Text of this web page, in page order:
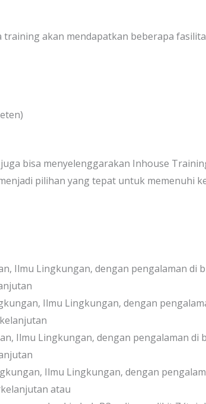
akan mendapatkan beberapa
bisa menyelenggarakan Inhouse
pilihan yang tepat untuk memenuhi
Ilmu Lingkungan, dengan pengalaman di
Ilmu Lingkungan, dengan
Ilmu Lingkungan, dengan pengalaman di
Ilmu Lingkungan, dengan
atau